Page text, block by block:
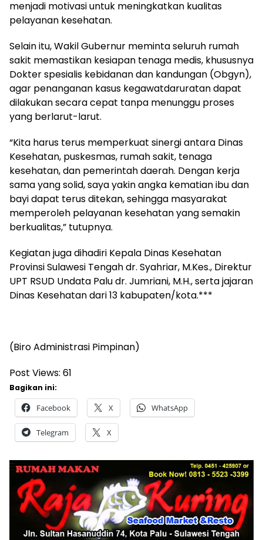
menjadi motivasi untuk meningkatkan kualitas
pelayanan kesehatan.
Selain itu, Wakil Gubernur meminta seluruh rumah
sakit memastikan kesiapan tenaga medis, khususnya
Dokter spesialis kebidanan dan kandungan (Obgyn),
agar penanganan kasus kegawatdaruratan dapat
dilakukan secara cepat tanpa menunggu proses
yang berlarut-larut.
“Kita harus terus memperkuat sinergi antara Dinas
Kesehatan, puskesmas, rumah sakit, tenaga
kesehatan, dan pemerintah daerah. Dengan kerja
sama yang solid, saya yakin angka kematian ibu dan
bayi dapat terus ditekan, sehingga masyarakat
memperoleh pelayanan kesehatan yang semakin
berkualitas,” tutupnya.
Kegiatan juga dihadiri Kepala Dinas Kesehatan
Provinsi Sulawesi Tengah dr. Syahriar, M.Kes., Direktur
UPT RSUD Undata Palu dr. Jumriani, M.H., serta jajaran
Dinas Kesehatan dari 13 kabupaten/kota.***
(Biro Administrasi Pimpinan)
Post Views: 61
Bagikan ini:
Facebook X WhatsApp
Telegram X